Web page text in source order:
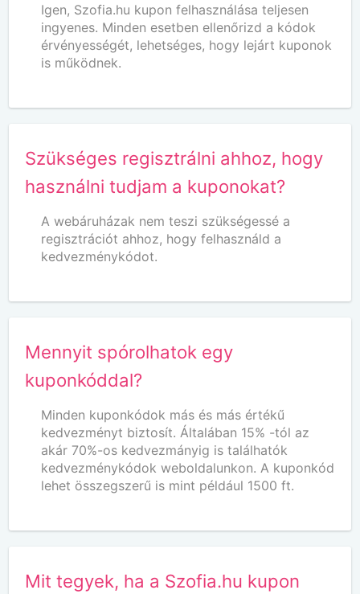
Igen, Szofia.hu kupon felhasználása teljesen
ingyenes. Minden esetben ellenőrizd a kódok
érvényességét, lehetséges, hogy lejárt kuponok
is működnek.
Szükséges regisztrálni ahhoz, hogy
használni tudjam a kuponokat?
A webáruházak nem teszi szükségessé a
regisztrációt ahhoz, hogy felhasználd a
kedvezménykódot.
Mennyit spórolhatok egy
kuponkóddal?
Minden kuponkódok más és más értékű
kedvezményt biztosít. Általában 15% -tól az
akár 70%-os kedvezmányig is találhatók
kedvezménykódok weboldalunkon. A kuponkód
lehet összegszerű is mint például 1500 ft.
Mit tegyek, ha a Szofia.hu kupon